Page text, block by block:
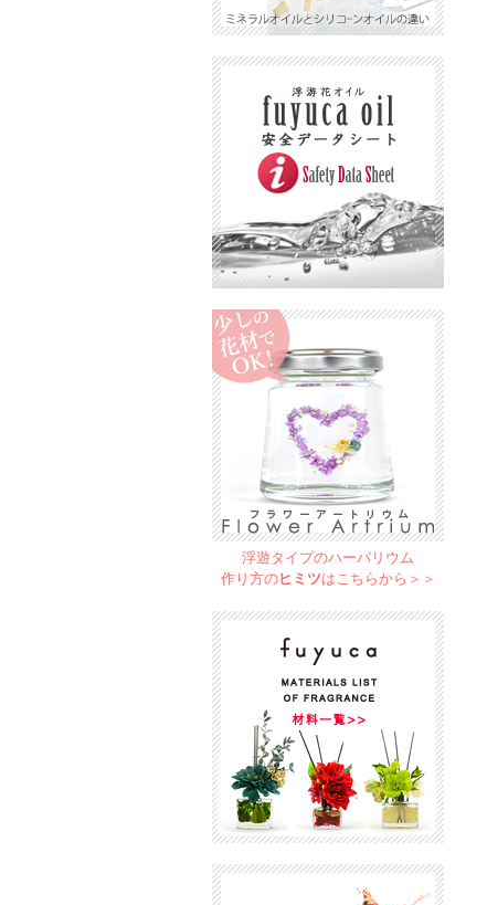
浮遊タイプのハーバリウム
作り方のヒミツはこちらから＞＞